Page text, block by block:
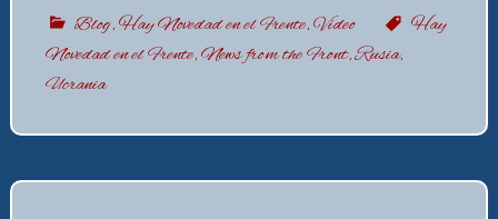
Blog,Hay Novedad en el Frente,Vídeo
Hay
Novedad en el Frente,News from the Front,Rusia,
Ucrania